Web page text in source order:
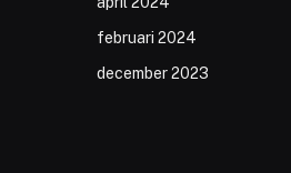
februari 2024
december 2023